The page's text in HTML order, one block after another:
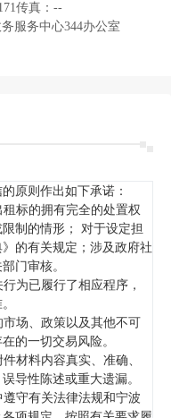
传真： --
服务中心344办公室
原则作出如下承诺：
标的拥有完全的处置权
制的情形； 对于设定担
的有关规定；涉及政府社
门审核。
为已履行了相应程序，
场、政策以及其他不可
的一切交易风险。
材料内容真实、准确、
导性陈述或重大遗漏。
守有关法律法规和宁波